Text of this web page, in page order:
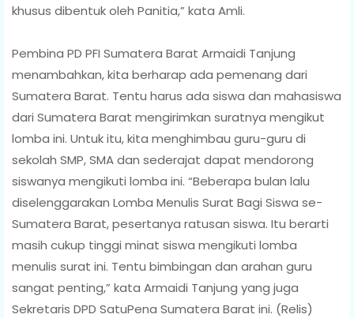
khusus dibentuk oleh Panitia,” kata Amli.
Pembina PD PFI Sumatera Barat Armaidi Tanjung
menambahkan, kita berharap ada pemenang dari
Sumatera Barat. Tentu harus ada siswa dan mahasiswa
dari Sumatera Barat mengirimkan suratnya mengikut
lomba ini. Untuk itu, kita menghimbau guru-guru di
sekolah SMP, SMA dan sederajat dapat mendorong
siswanya mengikuti lomba ini. “Beberapa bulan lalu
diselenggarakan Lomba Menulis Surat Bagi Siswa se-
Sumatera Barat, pesertanya ratusan siswa. Itu berarti
masih cukup tinggi minat siswa mengikuti lomba
menulis surat ini. Tentu bimbingan dan arahan guru
sangat penting,” kata Armaidi Tanjung yang juga
Sekretaris DPD SatuPena Sumatera Barat ini. (Relis)